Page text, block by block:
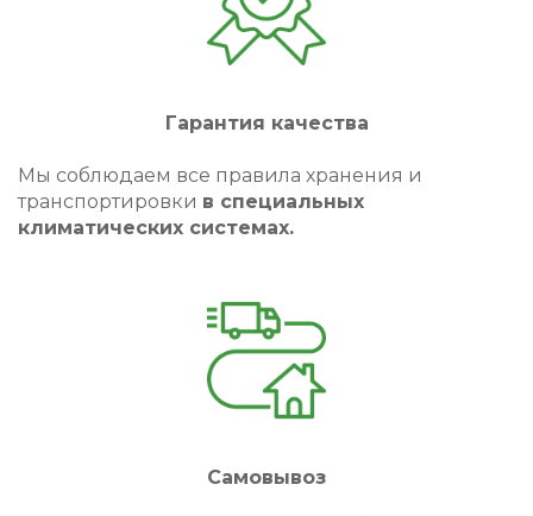
Гарантия качества
Мы соблюдаем все правила хранения и
транспортировки в специальных
климатических системах.
Самовывоз